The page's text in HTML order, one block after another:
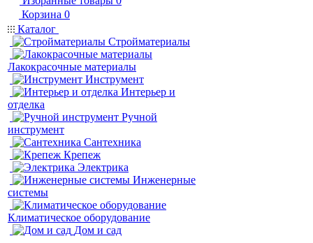
Корзина 0
Каталог
Стройматериалы
Лакокрасочные материалы
Инструмент
Интерьер и
отделка
Ручной
инструмент
Сантехника
Крепеж
Электрика
Инженерные
системы
Климатическое оборудование
Дом и сад